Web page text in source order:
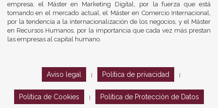
empresa, el Máster en Marketing Digital, por la fuerza que está
tomando en el mercado actual, el Máster en Comercio Internacional,
por la tendencia a la internacionalización de los negocios, y el Máster
en Recursos Humanos, por la importancia que cada vez más prestan
las empresas al capital humano.
Aviso legal Política de privacidad
Política de Cookies Política de Protección de Datos